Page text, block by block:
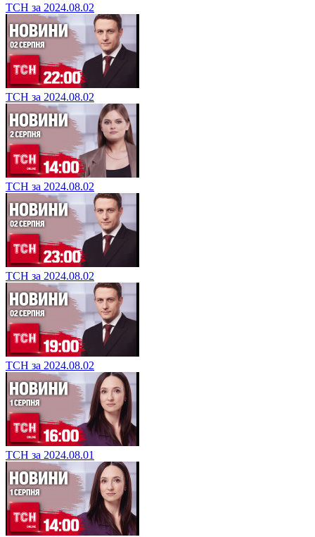
ТСН за 2024.08.02
ТСН за 2024.08.02
ТСН за 2024.08.02
ТСН за 2024.08.02
ТСН за 2024.08.02
ТСН за 2024.08.01